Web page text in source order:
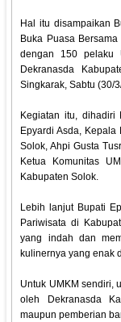
Hal itu disampaikan
Buka Puasa
dengan 150 pelaku
Dekranasda
Singkarak, Sabtu (30/
Kegiatan itu, dihadiri
Epyardi Asda, Kepala
Solok, Ahpi Gusta
Ketua Komunitas
Kabupaten Solok.
Lebih lanjut Bupati
Pariwisata di
yang indah dan
kulinernya yang enak
Untuk UMKM sendiri,
oleh Dekranasda
maupun pemberian